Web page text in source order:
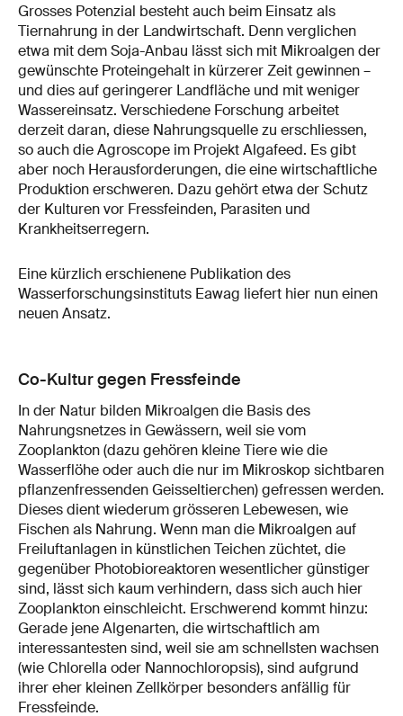
Grosses Potenzial besteht auch beim Einsatz als
Tiernahrung in der Landwirtschaft. Denn verglichen
etwa mit dem Soja-Anbau lässt sich mit Mikroalgen der
gewünschte Proteingehalt in kürzerer Zeit gewinnen –
und dies auf geringerer Landfläche und mit weniger
Wassereinsatz. Verschiedene Forschung arbeitet
derzeit daran, diese Nahrungsquelle zu erschliessen,
so auch die Agroscope im Projekt Algafeed. Es gibt
aber noch Herausforderungen, die eine wirtschaftliche
Produktion erschweren. Dazu gehört etwa der Schutz
der Kulturen vor Fressfeinden, Parasiten und
Krankheitserregern.
Eine kürzlich erschienene Publikation des
Wasserforschungsinstituts Eawag liefert hier nun einen
neuen Ansatz.
Co-Kultur gegen Fressfeinde
In der Natur bilden Mikroalgen die Basis des
Nahrungsnetzes in Gewässern, weil sie vom
Zooplankton (dazu gehören kleine Tiere wie die
Wasserflöhe oder auch die nur im Mikroskop sichtbaren
pflanzenfressenden Geisseltierchen) gefressen werden.
Dieses dient wiederum grösseren Lebewesen, wie
Fischen als Nahrung. Wenn man die Mikroalgen auf
Freiluftanlagen in künstlichen Teichen züchtet, die
gegenüber Photobioreaktoren wesentlicher günstiger
sind, lässt sich kaum verhindern, dass sich auch hier
Zooplankton einschleicht. Erschwerend kommt hinzu:
Gerade jene Algenarten, die wirtschaftlich am
interessantesten sind, weil sie am schnellsten wachsen
(wie Chlorella oder Nannochloropsis), sind aufgrund
ihrer eher kleinen Zellkörper besonders anfällig für
Fressfeinde.